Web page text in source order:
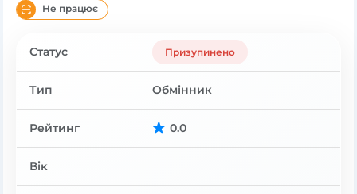
Не працює
Статус Призупинено
Тип Обмінник
Рейтинг 0.0
Вік